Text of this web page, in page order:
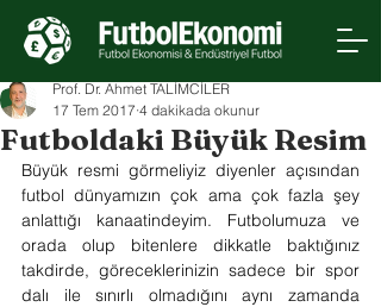
Futboldaki Büyük Resim
Prof. Dr. Ahmet TALİMCİLER
17 Tem 2017 4 dakikada okunur
Büyük resmi görmeliyiz diyenler açısından
futbol dünyamızın çok ama çok fazla şey
anlattığı kanaatindeyim. Futbolumuza ve
orada olup bitenlere dikkatle baktığınız
takdirde, göreceklerinizin sadece bir spor
dalı ile sınırlı olmadığını aynı zamanda